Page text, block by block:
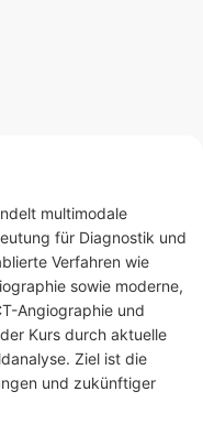
multimodale
für Diagnostik und
Verfahren wie
sowie moderne,
Angiographie und
Kurs durch aktuelle
Ziel ist die
und zukünftiger